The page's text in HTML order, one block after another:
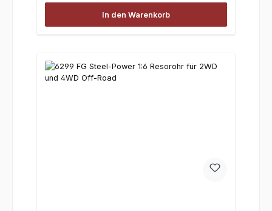
In den Warenkorb